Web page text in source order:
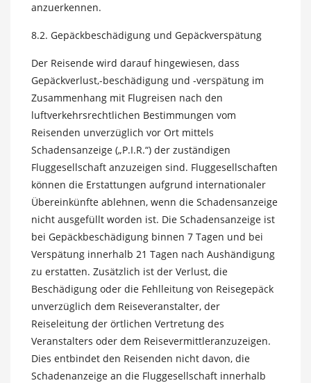
anzuerkennen.
8.2. Gepäckbeschädigung und Gepäckverspätung
Der Reisende wird darauf hingewiesen, dass
Gepäckverlust,-beschädigung und -verspätung im
Zusammenhang mit Flugreisen nach den
luftverkehrsrechtlichen Bestimmungen vom
Reisenden unverzüglich vor Ort mittels
Schadensanzeige („P.I.R.“) der zuständigen
Fluggesellschaft anzuzeigen sind. Fluggesellschaften
können die Erstattungen aufgrund internationaler
Übereinkünfte ablehnen, wenn die Schadensanzeige
nicht ausgefüllt worden ist. Die Schadensanzeige ist
bei Gepäckbeschädigung binnen 7 Tagen und bei
Verspätung innerhalb 21 Tagen nach Aushändigung
zu erstatten. Zusätzlich ist der Verlust, die
Beschädigung oder die Fehlleitung von Reisegepäck
unverzüglich dem Reiseveranstalter, der
Reiseleitung der örtlichen Vertretung des
Veranstalters oder dem Reisevermittleranzuzeigen.
Dies entbindet den Reisenden nicht davon, die
Schadenanzeige an die Fluggesellschaft innerhalb